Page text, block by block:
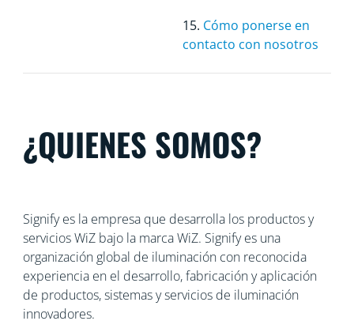
15. Cómo ponerse en
contacto con nosotros
¿QUIENES SOMOS?
Signify es la empresa que desarrolla los productos y
servicios WiZ bajo la marca WiZ. Signify es una
organización global de iluminación con reconocida
experiencia en el desarrollo, fabricación y aplicación
de productos, sistemas y servicios de iluminación
innovadores.